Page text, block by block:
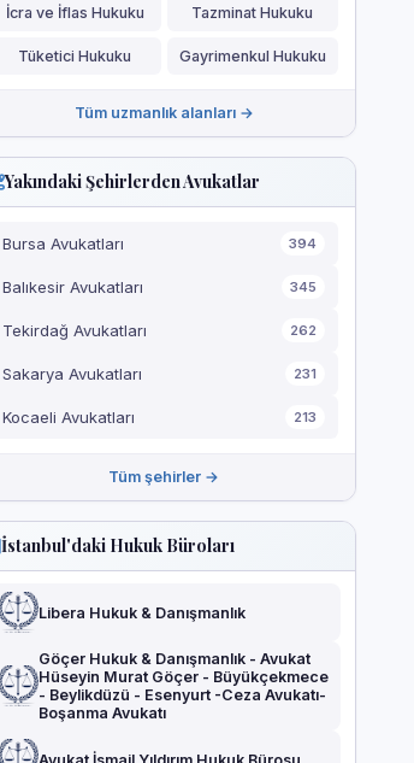
İcra ve İflas Hukuku Tazminat Hukuku
Tüketici Hukuku Gayrimenkul Hukuku
Tüm uzmanlık alanları →
Yakındaki Şehirlerden Avukatlar
Bursa Avukatları 394
Balıkesir Avukatları 345
Tekirdağ Avukatları 262
Sakarya Avukatları 231
Kocaeli Avukatları 213
Tüm şehirler →
İstanbul'daki Hukuk Büroları
Libera Hukuk & Danışmanlık
Göçer Hukuk & Danışmanlık - Avukat
Hüseyin Murat Göçer - Büyükçekmece
- Beylikdüzü - Esenyurt -Ceza Avukatı-
Boşanma Avukatı
Avukat İsmail Yıldırım Hukuk Bürosu